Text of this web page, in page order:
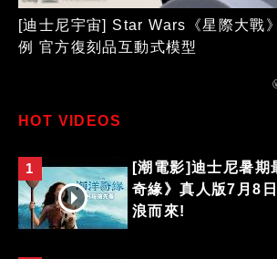
[迪士尼宇宙] Star Wars《星際大戰
例 官方復刻品互動式模型
HOT VIDEOS
1
[潮電影]迪士尼暑期
奇緣》真人版7月8
浪而來!